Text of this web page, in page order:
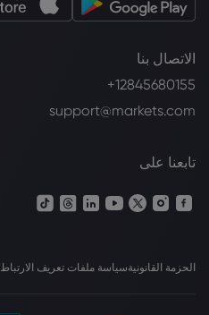
الاتصال بنا
+12845680155
support@markets.com
تابعنا على
الحزمة القانونيةسياسة ملفات تعريف الارتباط